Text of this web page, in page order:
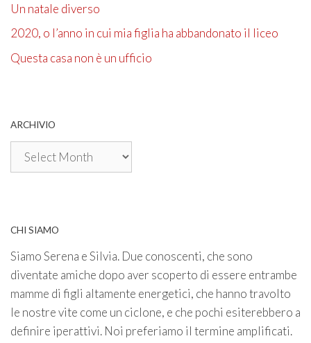
Un natale diverso
2020, o l’anno in cui mia figlia ha abbandonato il liceo
Questa casa non è un ufficio
ARCHIVIO
Archivio
CHI SIAMO
Siamo Serena e Silvia. Due conoscenti, che sono
diventate amiche dopo aver scoperto di essere entrambe
mamme di figli altamente energetici, che hanno travolto
le nostre vite come un ciclone, e che pochi esiterebbero a
definire iperattivi. Noi preferiamo il termine amplificati.